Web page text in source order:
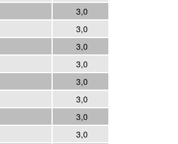
3,0
3,0
3,0
3,0
3,0
3,0
3,0
3,0